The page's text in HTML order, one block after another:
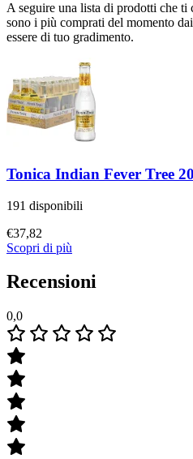
A seguire una lista di prodotti che
sono i più comprati del momento
essere di tuo gradimento.
Tonica Indian Fever Tree
191 disponibili
€37,82
Scopri di più
Recensioni
0,0